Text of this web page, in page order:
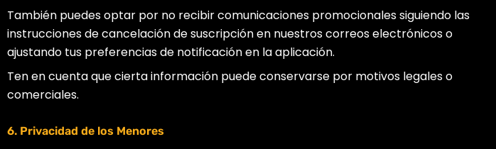
También puedes optar por no recibir comunicaciones promocionales siguiendo las
instrucciones de cancelación de suscripción en nuestros correos electrónicos o
ajustando tus preferencias de notificación en la aplicación.
Ten en cuenta que cierta información puede conservarse por motivos legales o
comerciales.
6. Privacidad de los Menores